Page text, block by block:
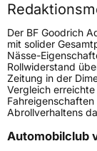
Lastindex 98
Höchstlast750 kg
Gewicht (in kg)
Generelle
FahrzeugtypPKW
Der BF Goodrich
mit solider
Nässe-
Rollwiderstand
Zeitung in der
Vergleich
Abrollverhaltens
Automobilclub